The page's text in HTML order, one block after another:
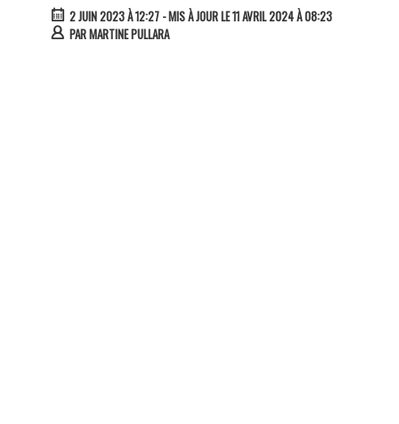
2 JUIN 2023 À 12:27- MIS À JOUR LE 11 AVRIL 2024 À 08:23
PARMARTINE PULLARA